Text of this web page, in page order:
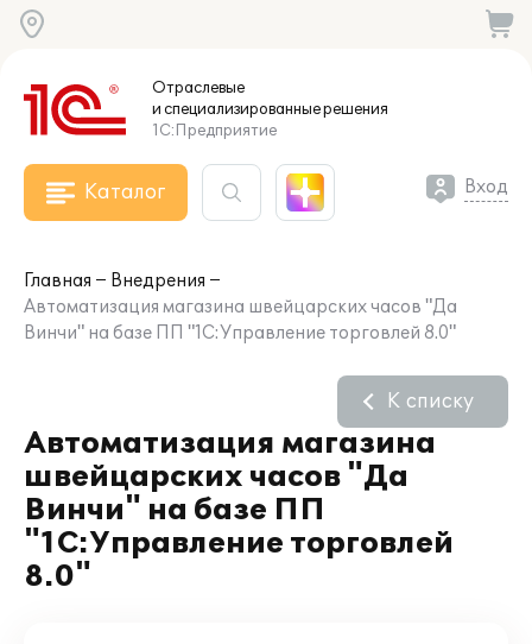
Отраслевые
и специализированныерешения
1С:Предприятие
Каталог Вход
Главная
Внедрения
Автоматизация магазина швейцарских часов "Да
Винчи" на базе ПП "1С:Управление торговлей 8.0"
Автоматизация магазина
швейцарских часов "Да
Винчи" на базе ПП
"1С:Управление торговлей
8.0"
К списку